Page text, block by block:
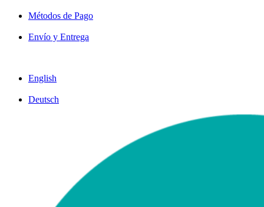
Métodos de Pago
Envío y Entrega
English
Deutsch